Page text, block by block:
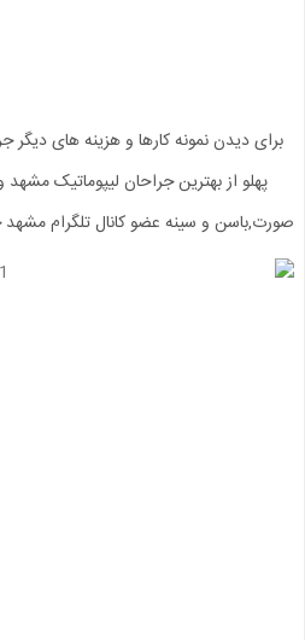
برای دیدن نمونه کارها و هزینه های
پهلو از بهترین جراحان لیپوماتیک مشهد
صورت,باسن و سینه عضو کانال تلگرام